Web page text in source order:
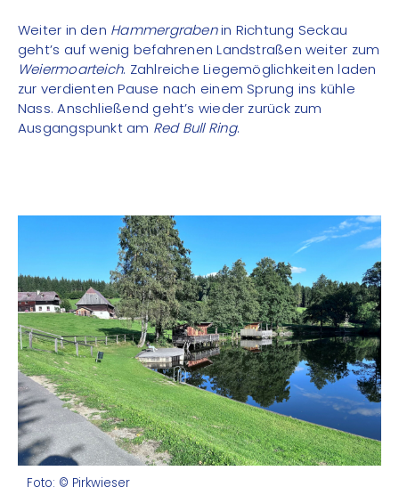
Weiter in den Hammergrabenin Richtung Seckau
geht’s auf wenig befahrenen Landstraßen weiter zum
Weiermoarteich. Zahlreiche Liegemöglichkeiten laden
zur verdienten Pause nach einem Sprung ins kühle
Nass. Anschließend geht’s wieder zurück zum
Ausgangspunkt am Red Bull Ring.
Foto: © Pirkwieser